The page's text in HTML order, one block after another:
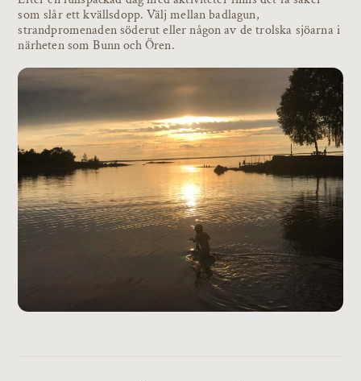
som slår ett kvällsdopp. Välj mellan badlagun,
strandpromenaden söderut eller någon av de trolska sjöarna i
närheten som Bunn och Ören.